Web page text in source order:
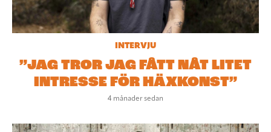
INTERVJU
”JAG TROR JAG FÅTT NÅT LITET
INTRESSE FÖR HÄXKONST”
4 månader sedan